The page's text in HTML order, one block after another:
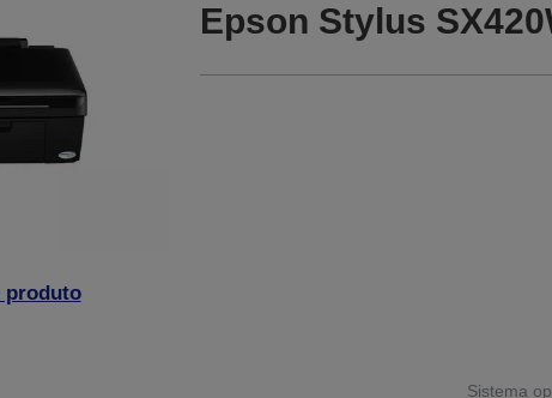
produto
Epson Stylus
Sistema